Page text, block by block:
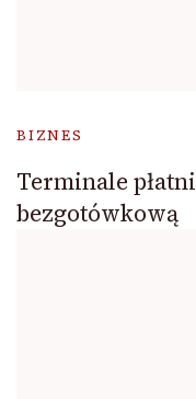
BIZNES
Terminale
bezgotówkową